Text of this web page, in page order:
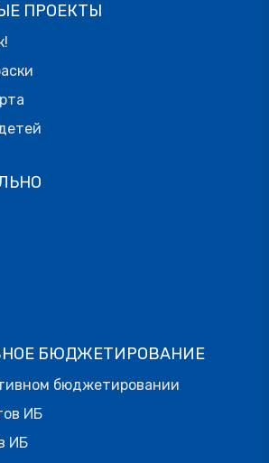
ПРОЕКТЫ
БЮДЖЕТИРОВАНИЕ
бюджетировании
ИБ
ИБ